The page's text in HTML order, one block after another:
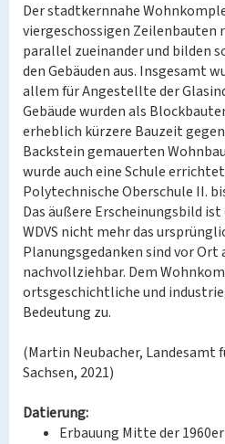
Der stadtkernnahe
viergeschossigen Zeilenbauten
parallel zueinander und bilden
den Gebäuden aus. Insgesamt
allem für Angestellte der
Gebäude wurden als
erheblich kürzere Bauzeit
Backstein gemauerten
wurde auch eine Schule
Polytechnische Oberschule II.
Das äußere Erscheinungsbild
WDVS nicht mehr das
Planungsgedanken sind vor Ort
nachvollziehbar. Dem
ortsgeschichtliche und
Bedeutung zu.
(Martin Neubacher, Landesamt
Sachsen, 2021)
Datierung:
Erbauung Mitte der